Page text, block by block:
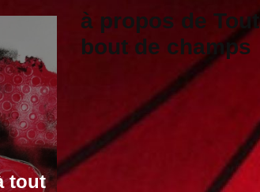
tout
à propos de Tout
bout de champs